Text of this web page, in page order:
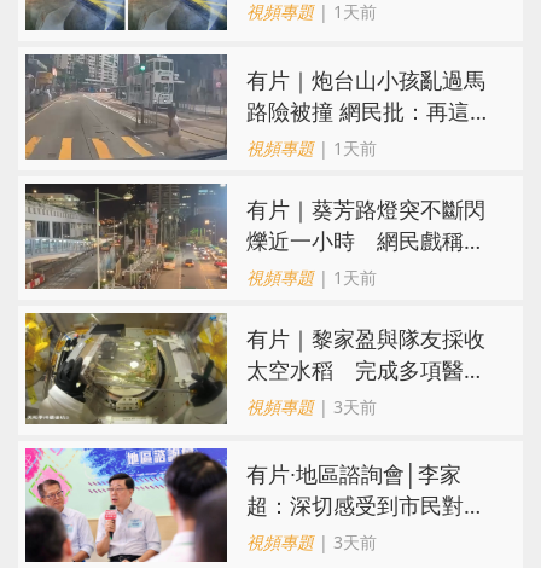
移得好靚喎
視頻專題| 1天前
有片｜炮台山小孩亂過馬
路險被撞 網民批：再這樣
很快轉生
視頻專題| 1天前
有片｜葵芳路燈突不斷閃
爍近一小時 網民戲稱
「葵芳夜繽紛」
視頻專題| 1天前
有片｜黎家盈與隊友採收
太空水稻 完成多項醫學
檢查
視頻專題| 3天前
有片∙地區諮詢會│李家
超：深切感受到市民對香
港未來期盼 會認真研究
視頻專題| 3天前